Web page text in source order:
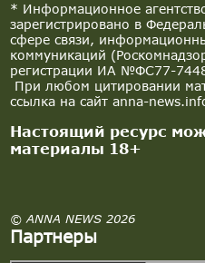
* Информационное
зарегистрировано в
сфере связи,
коммуникаций
регистрации ИА №ФС77-
При любом цитировании
ссылка на сайт anna-
Настоящий ресурс
материалы 18+
© ANNA NEWS 2026
Партнеры